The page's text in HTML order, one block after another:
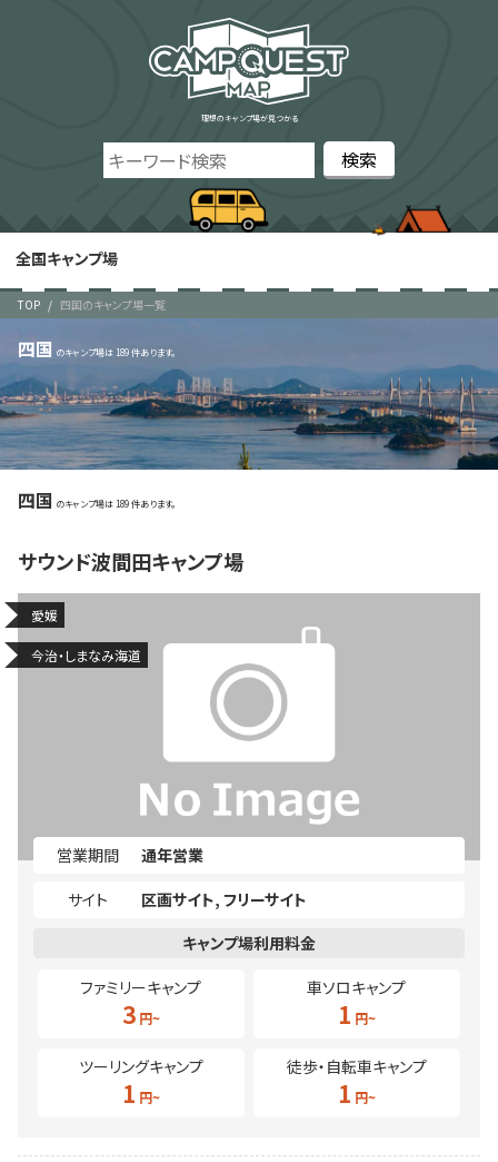
理想のキャンプ場が見つかる
全国キャンプ場
TOP 四国のキャンプ場一覧
四国 189
四国 189
サウンド波間田キャンプ場
愛媛
今治・しまなみ海道
営業期間
通年営業
サイト
区画サイト フリーサイト
ファミリーキャンプ
3
車ソロキャンプ
1
ツーリングキャンプ
1
徒歩・自転車キャンプ
1